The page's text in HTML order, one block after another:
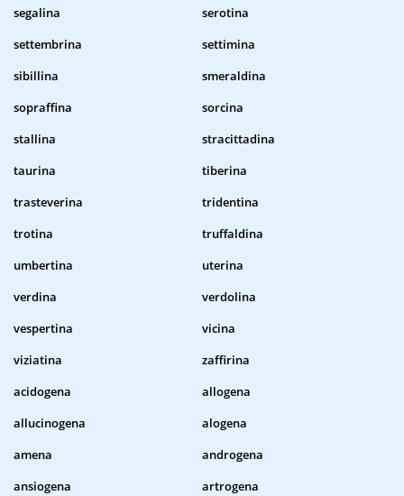
segalina
serotina
settembrina
settimina
sibillina
smeraldina
sopraffina
sorcina
stallina
stracittadina
taurina
tiberina
trasteverina
tridentina
trotina
truffaldina
umbertina
uterina
verdina
verdolina
vespertina
vicina
viziatina
zaffirina
acidogena
allogena
allucinogena
alogena
amena
androgena
ansiogena
artrogena